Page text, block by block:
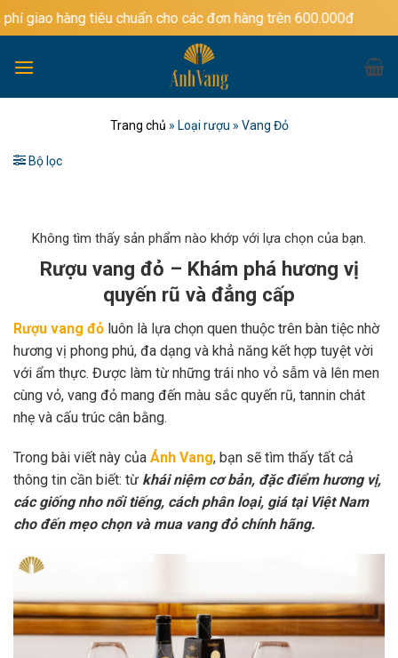
Bỏ
qua
dung
chuẩn cho các đơn hàng trên 600.000đ
Trang chủ » Loại rượu » Vang Đỏ
Bộ lọc
Không tìm thấy sản phẩm nào khớp với lựa chọn của bạn.
Rượu vang đỏ – Khám phá hương vị
quyến rũ và đẳng cấp
Rượu vang đỏ luôn là lựa chọn quen thuộc trên bàn tiệc nhờ
hương vị phong phú, đa dạng và khả năng kết hợp tuyệt vời
với ẩm thực. Được làm từ những trái nho vỏ sẫm và lên men
cùng vỏ, vang đỏ mang đến màu sắc quyến rũ, tannin chát
nhẹ và cấu trúc cân bằng.
Trong bài viết này của Ánh Vang, bạn sẽ tìm thấy tất cả
thông tin cần biết: từ khái niệm cơ bản, đặc điểm hương vị,
các giống nho nổi tiếng, cách phân loại, giá tại Việt Nam
cho đến mẹo chọn và mua vang đỏ chính hãng.